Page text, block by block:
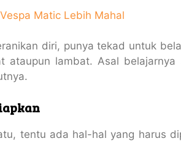
Matic Lebih Mahal
diri, punya tekad untuk
ataupun lambat. Asal
tentu ada hal-hal yang harus